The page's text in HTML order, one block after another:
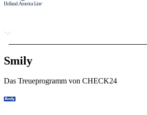
Smily
Das Treueprogramm von CHECK24